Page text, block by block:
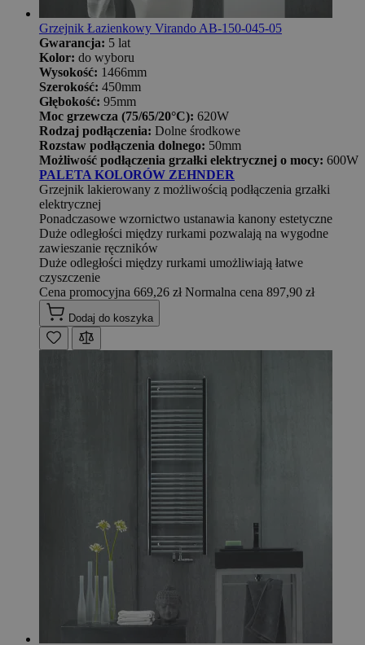
Grzejnik Łazienkowy Virando AB-150-045-05
Gwarancja: 5 lat
Kolor: do wyboru
Wysokość: 1466mm
Szerokość: 450mm
Głębokość: 95mm
Moc grzewcza (75/65/20°C): 620W
Rodzaj podłączenia: Dolne środkowe
Rozstaw podłączenia dolnego: 50mm
Możliwość podłączenia grzałki elektrycznej o mocy: 600W
PALETA KOLORÓW ZEHNDER
Grzejnik lakierowany z możliwością podłączenia grzałki
elektrycznej
Ponadczasowe wzornictwo ustanawia kanony estetyczne
Duże odległości między rurkami pozwalają na wygodne
zawieszanie ręczników
Duże odległości między rurkami umożliwiają łatwe
czyszczenie
Cena promocyjna 669,26 zł Normalna cena 897,90 zł
Dodaj do koszyka